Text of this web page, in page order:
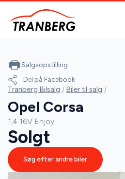
Salgsopstilling
Del på Facebook
Tranberg Bilsalg / Biler til salg /
Opel Corsa
1,4 16V Enjoy
Solgt
Søg efter andre biler